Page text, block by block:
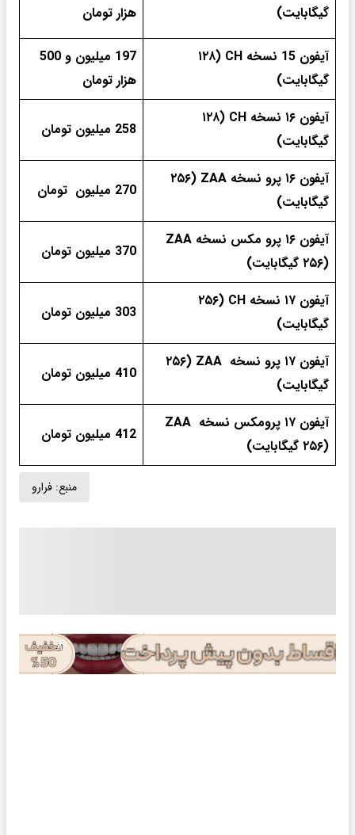
گیگابایت)
هزار تومان
آیفون 15 نسخه CH (۱۲۸
گیگابایت)
197 میلیون و 500
هزار تومان
آیفون ۱۶ نسخه CH (۱۲۸
گیگابایت)
258 میلیون تومان
آیفون ۱۶ پرو نسخه ZAA (۲۵۶
گیگابایت)
270 میلیون تومان
آیفون ۱۶ پرو مکس نسخه ZAA
(۲۵۶ گیگابایت)
370 میلیون تومان
آیفون ۱۷ نسخه CH (۲۵۶
گیگابایت)
303 میلیون تومان
آیفون ۱۷ پرو نسخه ZAA (۲۵۶
گیگابایت)
410 میلیون تومان
آیفون ۱۷ پرومکس نسخه ZAA
(۲۵۶ گیگابایت)
412 میلیون تومان
منبع: فرارو